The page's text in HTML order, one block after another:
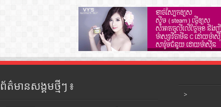
ព័ត៌មានសង្គមថ្មីៗ ៖
>